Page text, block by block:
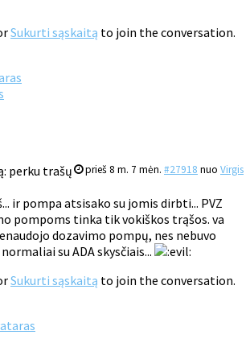
Sukurti sąskaitą to join the conversation.
prieš 8 m. 7 mėn. #27918 nuo Virgis
perku trašų
ir pompa atsisako su jomis dirbti... PVZ
pompoms tinka tik vokiškos trąšos. va
dozavimo pompų, nes nebuvo
su ADA skysčiais...
Sukurti sąskaitą to join the conversation.